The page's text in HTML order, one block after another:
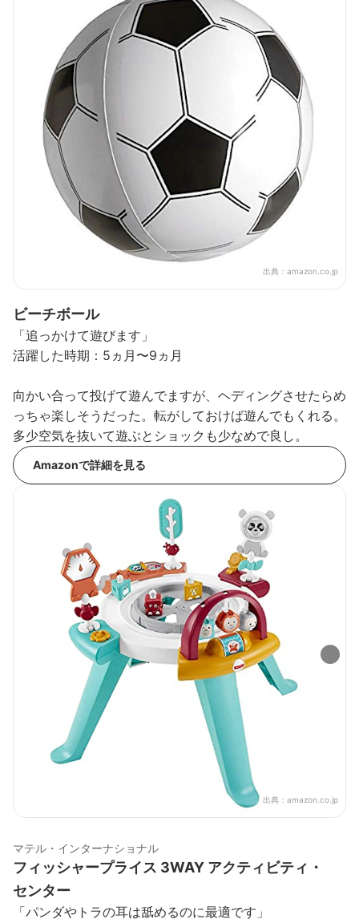
出典： amazon.co.jp
ビーチボール
「追っかけて遊びます」
活躍した時期：5ヵ月〜9ヵ月
向かい合って投げて遊んでますが、ヘディングさせたらめ
っちゃ楽しそうだった。転がしておけば遊んでもくれる。
多少空気を抜いて遊ぶとショックも少なめで良し。
Amazonで詳細を見る
出典： amazon.co.jp
マテル・インターナショナル
フィッシャープライス 3WAY アクティビティ・
センター
「パンダやトラの耳は舐めるのに最適です」